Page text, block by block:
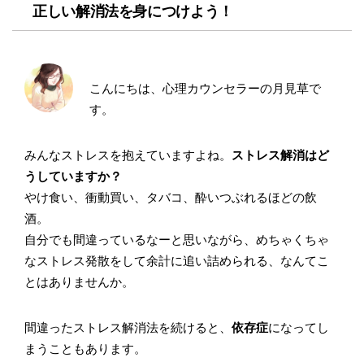
正しい解消法を身につけよう！
こんにちは、心理カウンセラーの月見草で
す。
みんなストレスを抱えていますよね。
ストレス解消はど
うしていますか？
やけ食い、衝動買い、タバコ、酔いつぶれるほどの飲
酒。
自分でも間違っているなーと思いながら、めちゃくちゃ
なストレス発散をして余計に追い詰められる、なんてこ
とはありませんか。
間違ったストレス解消法を続けると、 依存症になってし
まうこともあります。